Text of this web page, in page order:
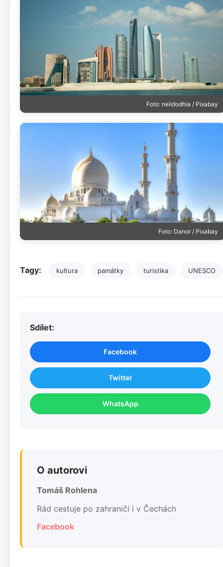
Foto: neildodhia / Pixabay
Foto: Danor / Pixabay
Tagy: kultura památky turistika UNESCO
Sdílet:
Facebook
Twitter
WhatsApp
O autorovi
Tomáš Rohlena
Rád cestuje po zahraničí i v Čechách
Facebook